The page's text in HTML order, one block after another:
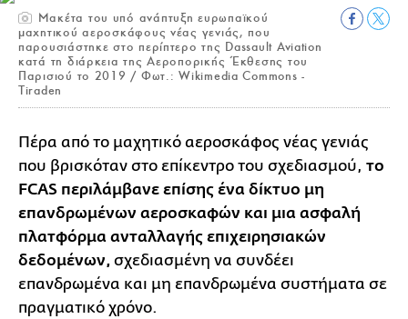
Μακέτα του υπό ανάπτυξη ευρωπαϊκού
μαχητικού αεροσκάφους νέας γενιάς, που
παρουσιάστηκε στο περίπτερο της Dassault Aviation
κατά τη διάρκεια της Αεροπορικής Έκθεσης του
Παρισιού το 2019 / Φωτ.: Wikimedia Commons -
Tiraden
Πέρα από το μαχητικό αεροσκάφος νέας γενιάς
που βρισκόταν στο επίκεντρο του σχεδιασμού, το
FCAS περιλάμβανε επίσης ένα δίκτυο μη
επανδρωμένων αεροσκαφών και μια ασφαλή
πλατφόρμα ανταλλαγής επιχειρησιακών
δεδομένων, σχεδιασμένη να συνδέει
επανδρωμένα και μη επανδρωμένα συστήματα σε
πραγματικό χρόνο.